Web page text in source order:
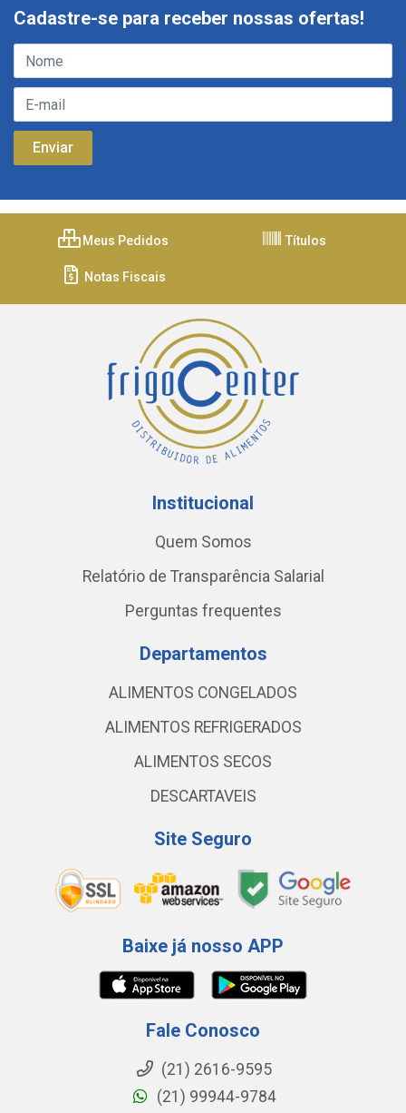
Cadastre-se para receber nossas ofertas!
Meus Pedidos Títulos
Notas Fiscais
Institucional
Quem Somos
Relatório de Transparência Salarial
Perguntas frequentes
Departamentos
ALIMENTOS CONGELADOS
ALIMENTOS REFRIGERADOS
ALIMENTOS SECOS
DESCARTAVEIS
Site Seguro
Baixe já nosso APP
Fale Conosco
(21) 2616-9595
(21) 99944-9784